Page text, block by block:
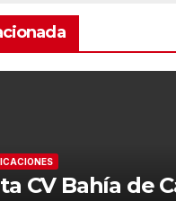
CV Bahía de